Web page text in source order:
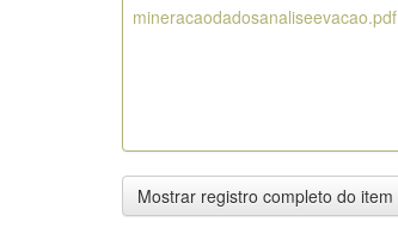
mineracaodadosanaliseevacao.pdf
Mostrar registro completo do item